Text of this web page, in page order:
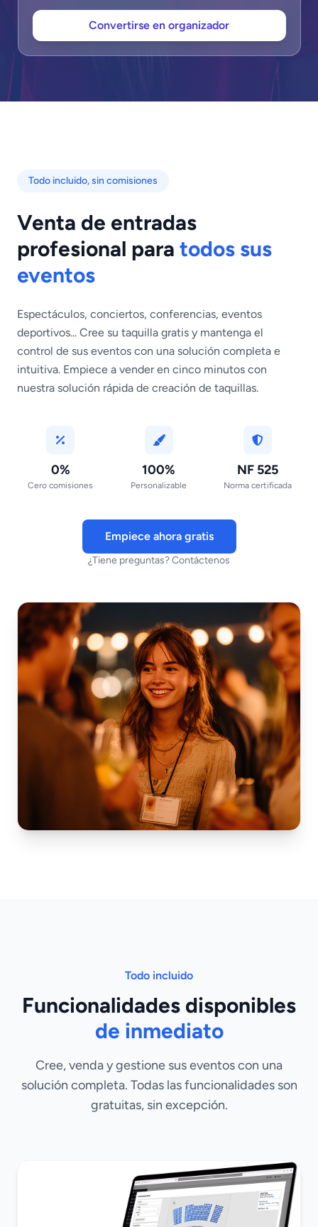
Convertirse en organizador
Todo incluido, sin comisiones
Venta de entradas
profesional para todos sus
eventos
Espectáculos, conciertos, conferencias, eventos
deportivos... Cree su taquilla gratis y mantenga el
control de sus eventos con una solución completa e
intuitiva. Empiece a vender en cinco minutos con
nuestra solución rápida de creación de taquillas.
0%
Cero comisiones
100%
Personalizable
NF 525
Norma certificada
Empiece ahora gratis
¿Tiene preguntas? Contáctenos
Todo incluido
Funcionalidades disponibles
de inmediato
Cree, venda y gestione sus eventos con una
solución completa. Todas las funcionalidades son
gratuitas, sin excepción.